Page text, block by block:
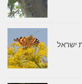
ישראל